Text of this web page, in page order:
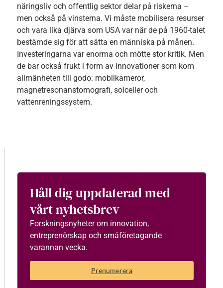
näringsliv och offentlig sektor delar på riskerna –
men också på vinsterna. Vi måste mobilisera resurser
och vara lika djärva som USA var när de på 1960-talet
bestämde sig för att sätta en människa på månen.
Investeringarna var enorma och mötte stor kritik. Men
de bar också frukt i form av innovationer som kom
allmänheten till godo: mobilkameror,
magnetresonanstomografi, solceller och
vattenreningssystem.
Håll dig uppdaterad med
vårt nyhetsbrev
Forskningsnyheter om innovation,
entreprenörskap och småföretagande
varannan vecka.
Prenumerera